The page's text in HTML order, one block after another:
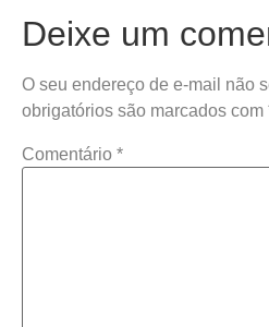
Deixe um
O seu endereço de e-mail não
obrigatórios são marcados com
Comentário *